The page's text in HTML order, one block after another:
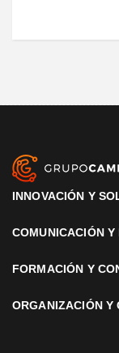
INNOVACIÓN Y
COMUNICACIÓN
FORMACIÓN Y
ORGANIZACIÓN Y